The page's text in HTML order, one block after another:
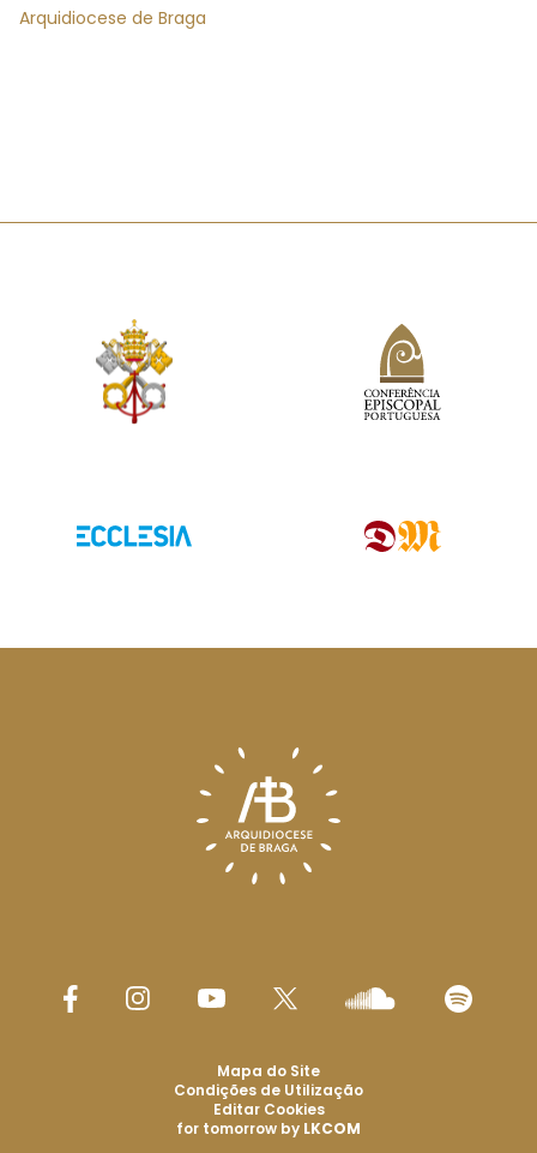
Arquidiocese de Braga
Mapa do Site
Condições de Utilização
Editar Cookies
for tomorrow by LKCOM